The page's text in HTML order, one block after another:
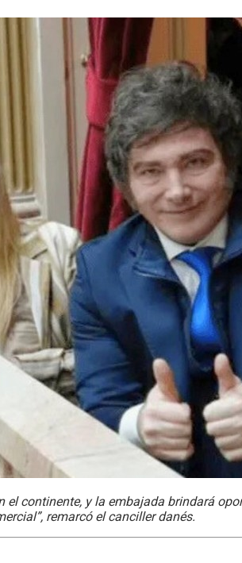
el continente, y la embajada brindará
remarcó el canciller danés.